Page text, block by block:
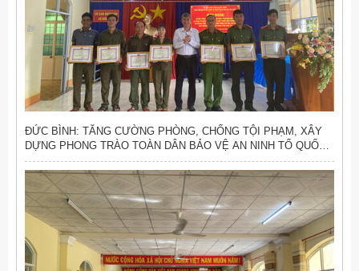
ĐỨC BÌNH: TĂNG CƯỜNG PHÒNG, CHỐNG TỘI PHẠM, XÂY
DỰNG PHONG TRÀO TOÀN DÂN BẢO VỆ AN NINH TỔ QUỐC
VỮNG MẠNH